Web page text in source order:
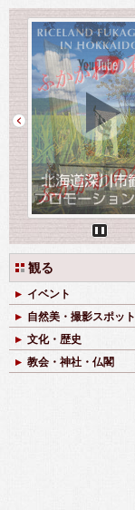
Pause
観る
イベント
自然美・撮影スポット
文化・歴史
教会・神社・仏閣